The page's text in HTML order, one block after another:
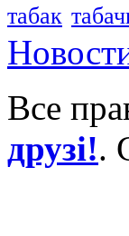
табак
Все
друзі!.